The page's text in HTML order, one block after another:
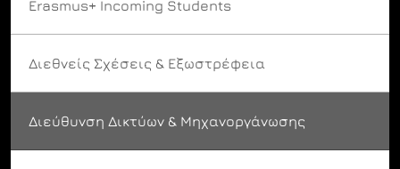
Erasmus+ Incoming Students
Διεθνείς Σχέσεις & Εξωστρέφεια
Διεύθυνση Δικτύων & Μηχανοργάνωσης